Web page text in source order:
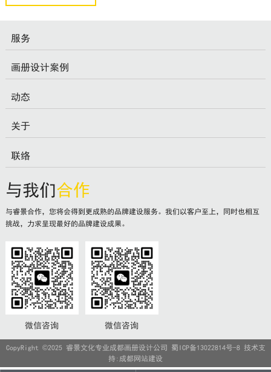
服务
画册设计案例
动态
关于
联络
与我们合作
与睿景合作，您将会得到更成熟的品牌建设服务。我们以客户至上，同时也相互
挑战，力求呈现最好的品牌建设成果。
微信咨询 微信咨询
CopyRight ©2025 睿景文化专业成都画册设计公司 蜀ICP备13022814号-8技术支
持: 成都网站建设